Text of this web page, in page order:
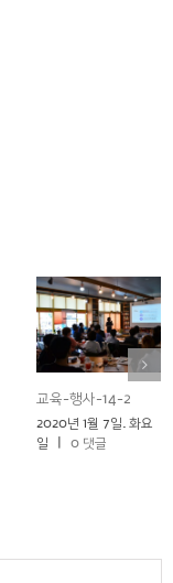
교육-행사-14-2
2020년 1월 7일. 화요
일
0 댓글